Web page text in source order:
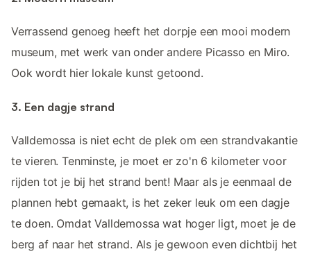
Verrassend genoeg heeft het dorpje een mooi modern
museum, met werk van onder andere Picasso en Miro.
Ook wordt hier lokale kunst getoond.
3. Een dagje strand
Valldemossa is niet echt de plek om een strandvakantie
te vieren. Tenminste, je moet er zo'n 6 kilometer voor
rijden tot je bij het strand bent! Maar als je eenmaal de
plannen hebt gemaakt, is het zeker leuk om een dagje
te doen. Omdat Valldemossa wat hoger ligt, moet je de
berg af naar het strand. Als je gewoon even dichtbij het